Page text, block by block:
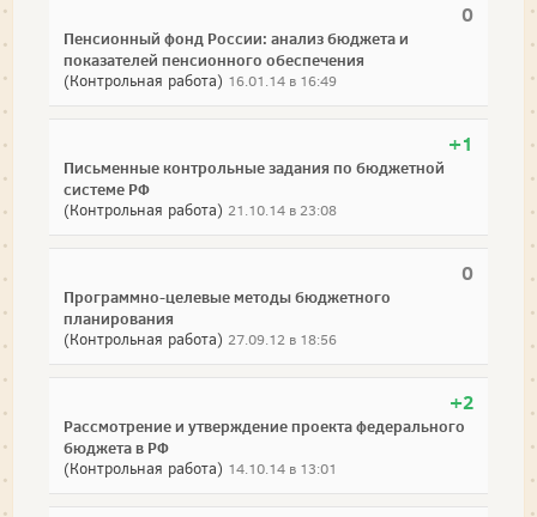
0
Пенсионный фонд России: анализ бюджета и
показателей пенсионного обеспечения
(Контрольная работа) 16.01.14 в 16:49
+1
Письменные контрольные задания по бюджетной
системе РФ
(Контрольная работа) 21.10.14 в 23:08
0
Программно-целевые методы бюджетного
планирования
(Контрольная работа) 27.09.12 в 18:56
+2
Рассмотрение и утверждение проекта федерального
бюджета в РФ
(Контрольная работа) 14.10.14 в 13:01